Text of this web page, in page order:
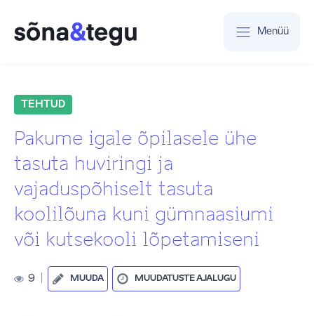
Menüü
TEHTUD
Pakume igale õpilasele ühe
tasuta huviringi ja
vajaduspõhiselt tasuta
koolilõuna kuni gümnaasiumi
või kutsekooli lõpetamiseni
9 MUUDA MUUDATUSTE AJALUGU